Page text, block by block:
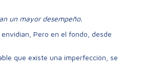
un mayor desempeño.
Pero en el fondo, desde
que existe una imperfección, se